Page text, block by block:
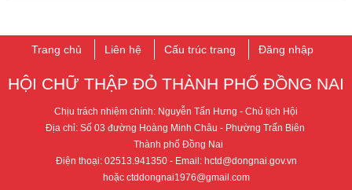
Trang chủ Liên hệ Cấu trúc trang Đăng nhập
HỘI CHỮ THẬP ĐỎ THÀNH PHỐ ​ĐỒNG NAI
Chịu trách nhiệm chính: Nguyễn Tấn Hưng - ​Chủ tịch Hội
Địa chỉ: Số 03 đường Hoàng Minh Châu - Phường Trấn Biên
T​hành phố Đồng Nai
Điện thoại: 02513.941350 - Email: hctd@dongnai.gov.vn​​
hoặc ctddongnai1976@gmail.com​